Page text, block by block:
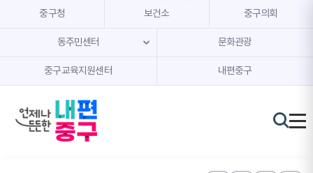
본문 내용 바로가기
주메뉴 바로가기
중구청 보건소 중구의회
동주민센터 문화관광
중구교육지원센터 내편중구